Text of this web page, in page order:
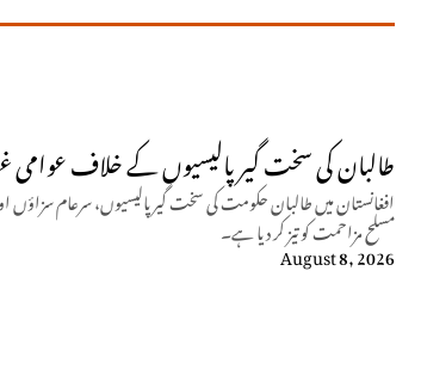
طالبان کی سخت گیر پالیسیوں کے خلاف
افغانستان میں طالبان حکومت کی سخت گیر پالیسیوں، سرعام
مسلح مزاحمت کو تیز کر دیا ہے۔
August 8, 2026